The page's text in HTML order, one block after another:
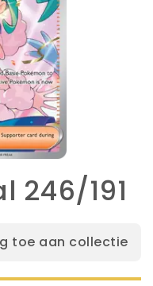
246/191
toe aan collectie